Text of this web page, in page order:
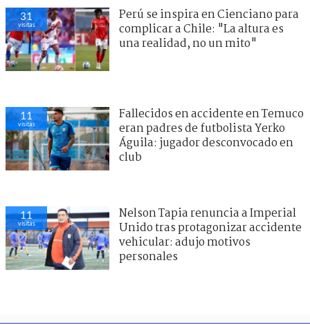
31
visitas
Perú se inspira en Cienciano para
complicar a Chile: "La altura es
una realidad, no un mito"
11
visitas
Fallecidos en accidente en Temuco
eran padres de futbolista Yerko
Águila: jugador desconvocado en
club
11
visitas
Nelson Tapia renuncia a Imperial
Unido tras protagonizar accidente
vehicular: adujo motivos
personales